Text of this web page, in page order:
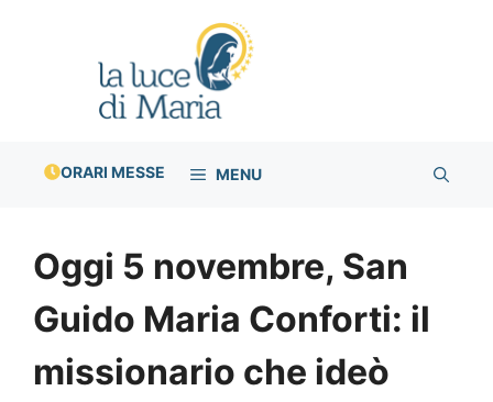
ORARI MESSE MENU
Oggi 5 novembre, San
Guido Maria Conforti: il
missionario che ideò